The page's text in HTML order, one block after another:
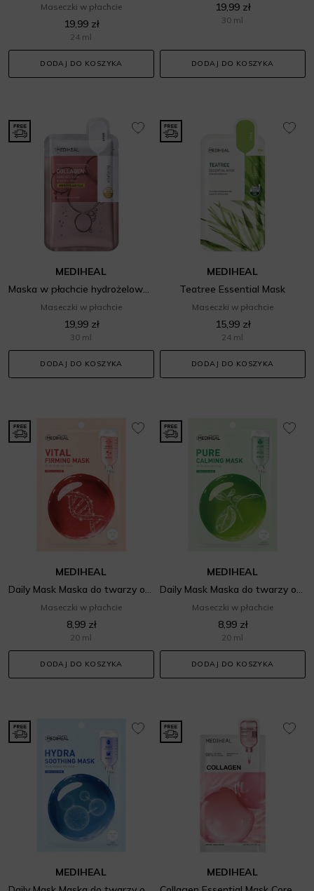
Maseczki w płachcie
19,99 zł
24 ml
DODAJ DO KOSZYKA
19,99 zł
30 ml
DODAJ DO KOSZYKA
MEDIHEAL
Maska w płachcie hydrożelowa rozświetlająca
Maseczki w płachcie
19,99 zł
30 ml
DODAJ DO KOSZYKA
MEDIHEAL
Teatree Essential Mask
Maseczki w płachcie
15,99 zł
24 ml
DODAJ DO KOSZYKA
MEDIHEAL
Maseczki w płachcie
8,99 zł
20 ml
DODAJ DO KOSZYKA
MEDIHEAL
Maseczki w płachcie
8,99 zł
20 ml
DODAJ DO KOSZYKA
MEDIHEAL
MEDIHEAL